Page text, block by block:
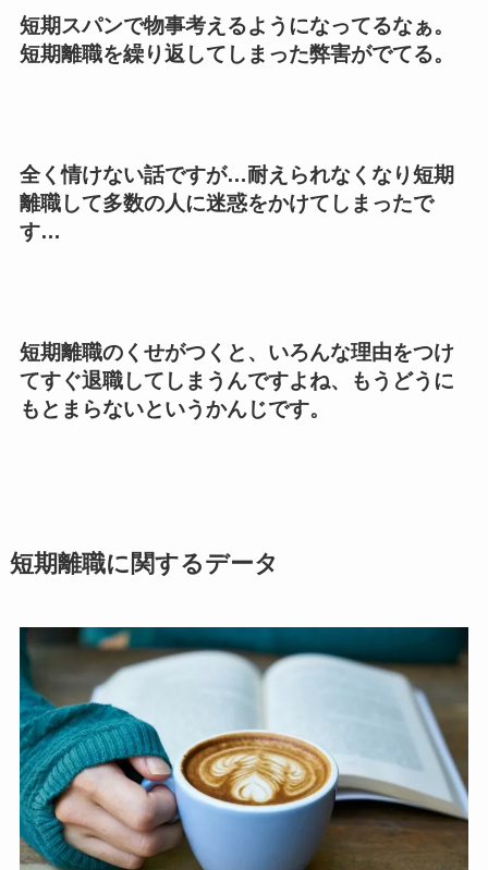
短期スパンで物事考えるようになってるなぁ。
短期離職を繰り返してしまった弊害がでてる。
全く情けない話ですが…耐えられなくなり短期
離職して多数の人に迷惑をかけてしまったで
す…
短期離職のくせがつくと、いろんな理由をつけ
てすぐ退職してしまうんですよね、もうどうに
もとまらないというかんじです。
短期離職に関するデータ